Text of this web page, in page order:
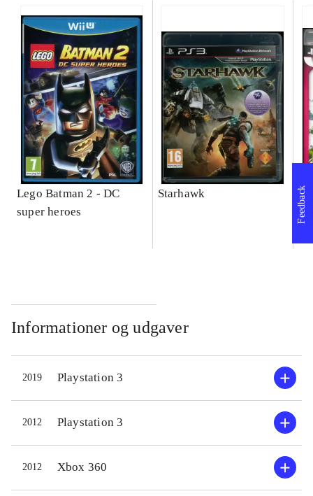
Lego Batman 2 - DC
super heroes
Starhawk
Informationer og udgaver
2019 Playstation 3
2012 Playstation 3
2012 Xbox 360
Feedback